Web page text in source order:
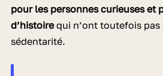
pour les personnes curieuses et
d’histoirequi n’ont toutefois pas
sédentarité.